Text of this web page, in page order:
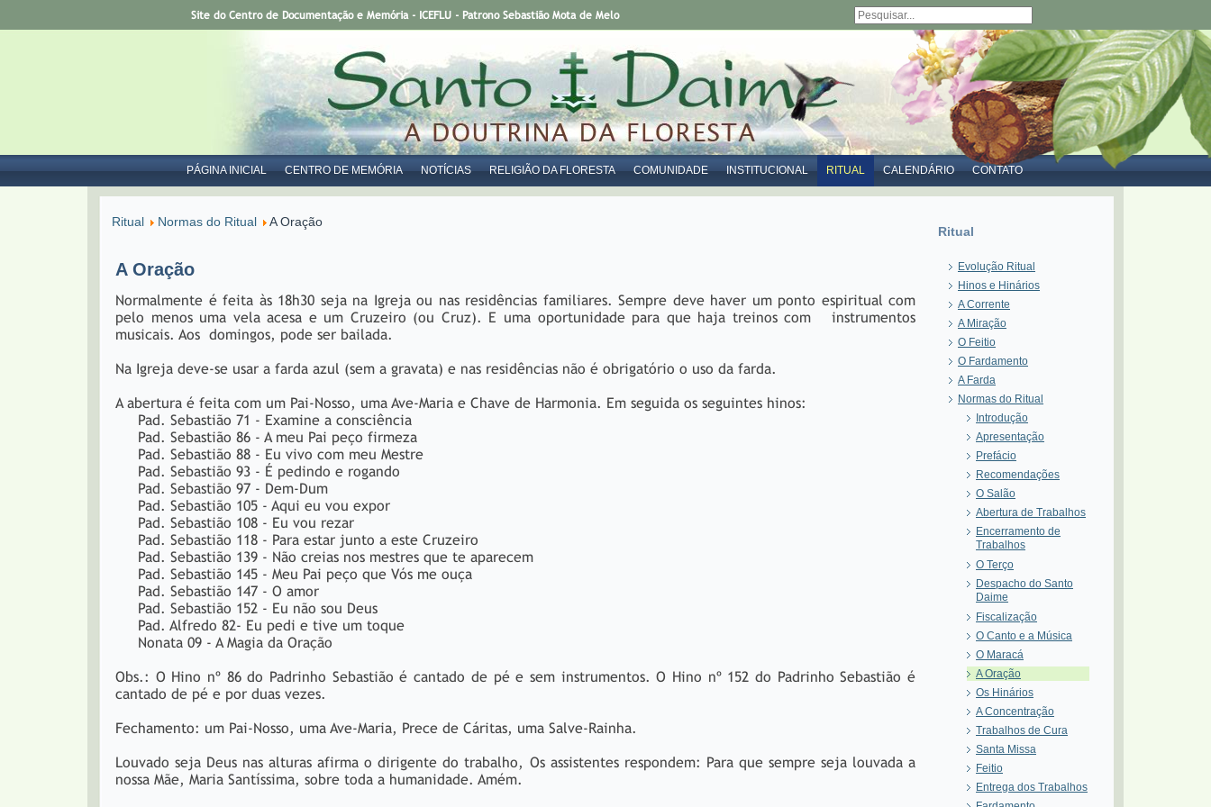
PÁGINA INICIAL CENTRO DE MEMÓRIA NOTÍCIAS RELIGIÃO DA FLORESTA COMUNIDADE INSTITUCIONAL RITUAL CALENDÁRIO CONTATO
Site do Centro de Documentação e Memória - ICEFLU - Patrono Sebastião Mota de Melo
Ritual Normas do Ritual A Oração
A Oração
Normalmente é feita às 18h30 seja na Igreja ou nas residências familiares. Sempre deve haver um ponto espiritual com
pelo menos uma vela acesa e um Cruzeiro (ou Cruz). E uma oportunidade para que haja treinos com instrumentos
musicais. Aos domingos, pode ser bailada.
Na Igreja deve-se usar a farda azul (sem a gravata) e nas residências não é obrigatório o uso da farda.
A abertura é feita com um Pai-Nosso, uma Ave-Maria e Chave de Harmonia. Em seguida os seguintes hinos:
Pad. Sebastião 71 - Examine a consciência
Pad. Sebastião 86 - A meu Pai peço firmeza
Pad. Sebastião 88 - Eu vivo com meu Mestre
Pad. Sebastião 93 - É pedindo e rogando
Pad. Sebastião 97 - Dem-Dum
Pad. Sebastião 105 - Aqui eu vou expor
Pad. Sebastião 108 - Eu vou rezar
Pad. Sebastião 118 - Para estar junto a este Cruzeiro
Pad. Sebastião 139 - Não creias nos mestres que te aparecem
Pad. Sebastião 145 - Meu Pai peço que Vós me ouça
Pad. Sebastião 147 - O amor
Pad. Sebastião 152 - Eu não sou Deus
Pad. Alfredo 82- Eu pedi e tive um toque
Nonata 09 - A Magia da Oração
Obs.: O Hino nº 86 do Padrinho Sebastião é cantado de pé e sem instrumentos. O Hino nº 152 do Padrinho Sebastião é
cantado de pé e por duas vezes.
Fechamento: um Pai-Nosso, uma Ave-Maria, Prece de Cáritas, uma Salve-Rainha.
Louvado seja Deus nas alturas afirma o dirigente do trabalho, Os assistentes respondem: Para que sempre seja louvada a
nossa Mãe, Maria Santíssima, sobre toda a humanidade. Amém.
Ritual
Evolução Ritual
Hinos e Hinários
A Corrente
A Miração
O Feitio
O Fardamento
A Farda
Normas do Ritual
Introdução
Apresentação
Prefácio
Recomendações
O Salão
Abertura de Trabalhos
Encerramento de
Trabalhos
O Terço
Despacho do Santo
Daime
Fiscalização
O Canto e a Música
O Maracá
A Oração
Os Hinários
A Concentração
Trabalhos de Cura
Santa Missa
Feitio
Entrega dos Trabalhos